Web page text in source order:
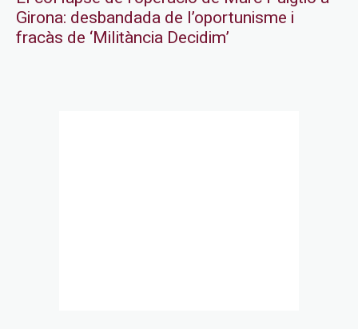
Girona: desbandada de l’oportunisme i
fracàs de ‘Militància Decidim’